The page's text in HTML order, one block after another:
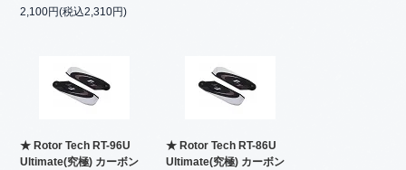
2,100円(税込2,310円)
★ Rotor Tech RT-96U
Ultimate(究極) カーボン
★ Rotor Tech RT-86U
Ultimate(究極) カーボン